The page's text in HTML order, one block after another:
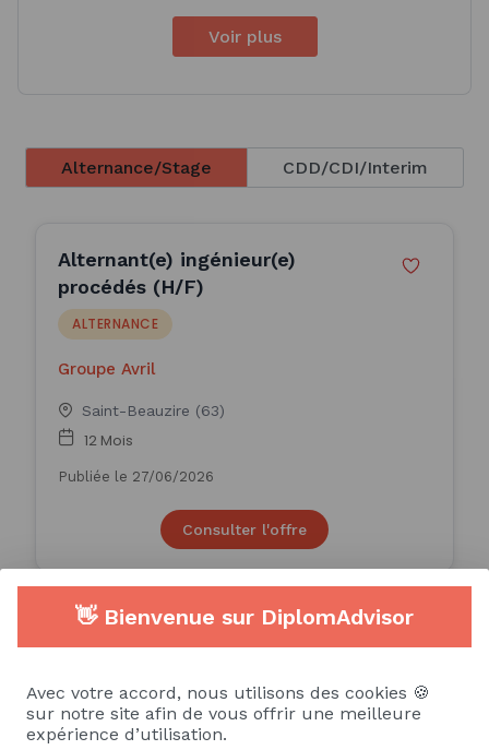
Voir plus
Alternance/Stage CDD/CDI/Interim
Alternant(e) ingénieur(e)
procédés (H/F)
ALTERNANCE
Groupe Avril
Saint-Beauzire (63)
12 Mois
Publiée le 27/06/2026
Consulter l'offre
ALTERNANCE
👋 Bienvenue sur DiplomAdvisor
Avec votre accord, nous utilisons des cookies 🍪
sur notre site afin de vous offrir une meilleure
expérience d’utilisation.